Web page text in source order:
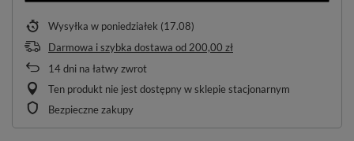
Wysyłka w poniedziałek (17.08)
Darmowa i szybka dostawa od 200,00 zł
14dni na łatwy zwrot
Ten produkt nie jest dostępny w sklepie stacjonarnym
Bezpieczne zakupy